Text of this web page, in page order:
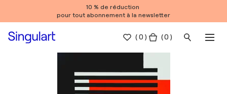
10 % de réduction
pour tout abonnement à la newsletter
(0 ) ( 0 )